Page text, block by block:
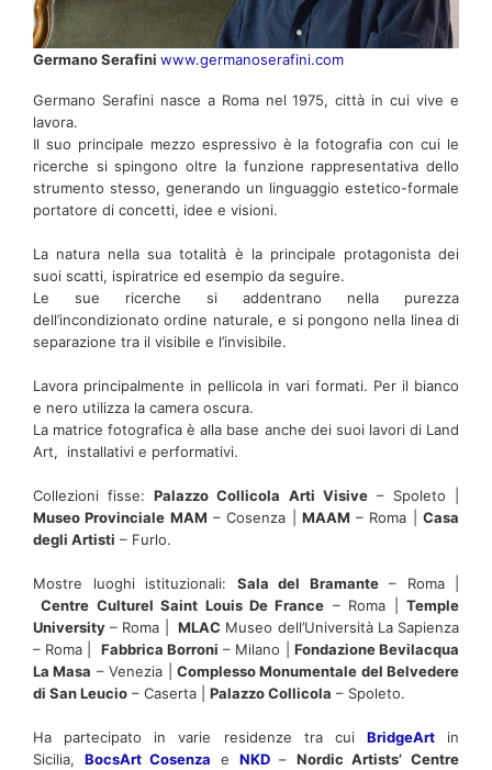
Germano Serafini www.germanoserafini.com
Germano Serafini nasce a Roma nel 1975, città in cui vive e
lavora.
Il suo principale mezzo espressivo è la fotografia con cui le
ricerche si spingono oltre la funzione rappresentativa dello
strumento stesso, generando un linguaggio estetico-formale
portatore di concetti, idee e visioni.
La natura nella sua totalità è la principale protagonista dei
suoi scatti, ispiratrice ed esempio da seguire.
Le sue ricerche si addentrano nella purezza
dell’incondizionato ordine naturale, e si pongono nella linea di
separazione tra il visibile e l’invisibile.
Lavora principalmente in pellicola in vari formati. Per il bianco
e nero utilizza la camera oscura.
La matrice fotografica è alla base anche dei suoi lavori di Land
Art, installativi e performativi.
Collezioni fisse:Palazzo Collicola Arti Visive– Spoleto |
Museo Provinciale MAM – Cosenza | MAAM – Roma |Casa
degli Artisti – Furlo.
Mostre luoghi istituzionali: Sala del Bramante– Roma |
Centre Culturel Saint Louis De France – Roma |Temple
University – Roma |MLAC Museo dell’Università La Sapienza
– Roma | Fabbrica Borroni – Milano | Fondazione Bevilacqua
La Masa – Venezia | Complesso Monumentale del Belvedere
di San Leucio – Caserta | Palazzo Collicola – Spoleto.
Ha partecipato in varie residenze tra cui BridgeArtin
Sicilia, BocsArt Cosenza e NKD– Nordic Artists’ Centre